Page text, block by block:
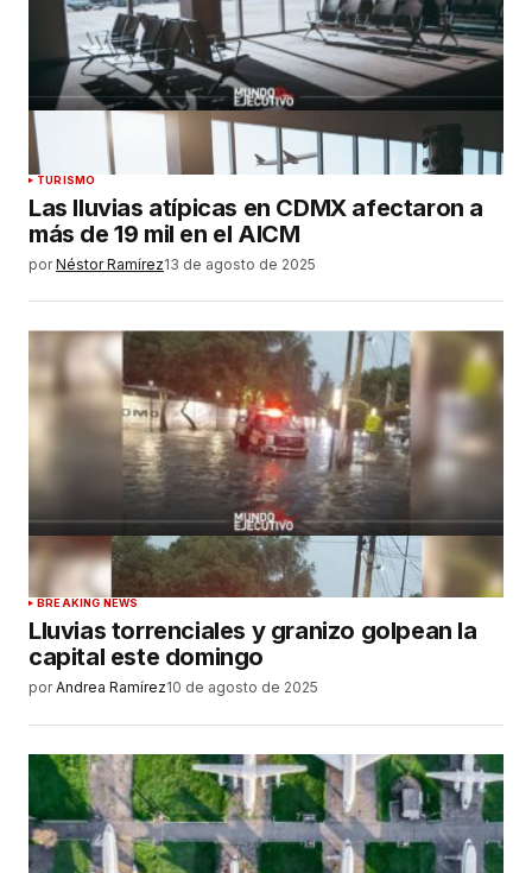
TURISMO
Las lluvias atípicas en CDMX afectaron a
más de 19 mil en el AICM
por Néstor Ramírez13 de agosto de 2025
BREAKING NEWS
Lluvias torrenciales y granizo golpean la
capital este domingo
por Andrea Ramírez10 de agosto de 2025